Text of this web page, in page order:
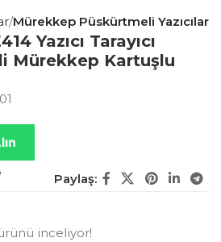
Mürekkep Püskürtmeli Yazıcılar
Yazıcı Tarayıcı
Mürekkep Kartuşlu
Paylaş:
inceliyor!